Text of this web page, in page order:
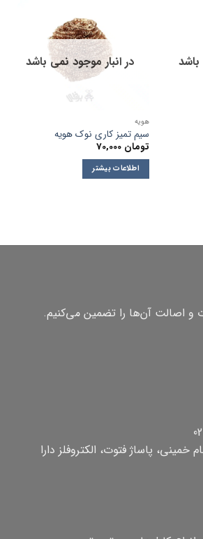
باشد در انبار موجود نمی باشد
هویه
سیم تمیز کاری نوک هویه
تومان
اطلاعات بیشتر
اصالت آن‌ها را تضمین می‌کنیم.
خمینی، پاساژ فتوت، الکتروفلز دارا